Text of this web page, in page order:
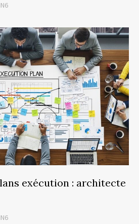
exécution : architecte